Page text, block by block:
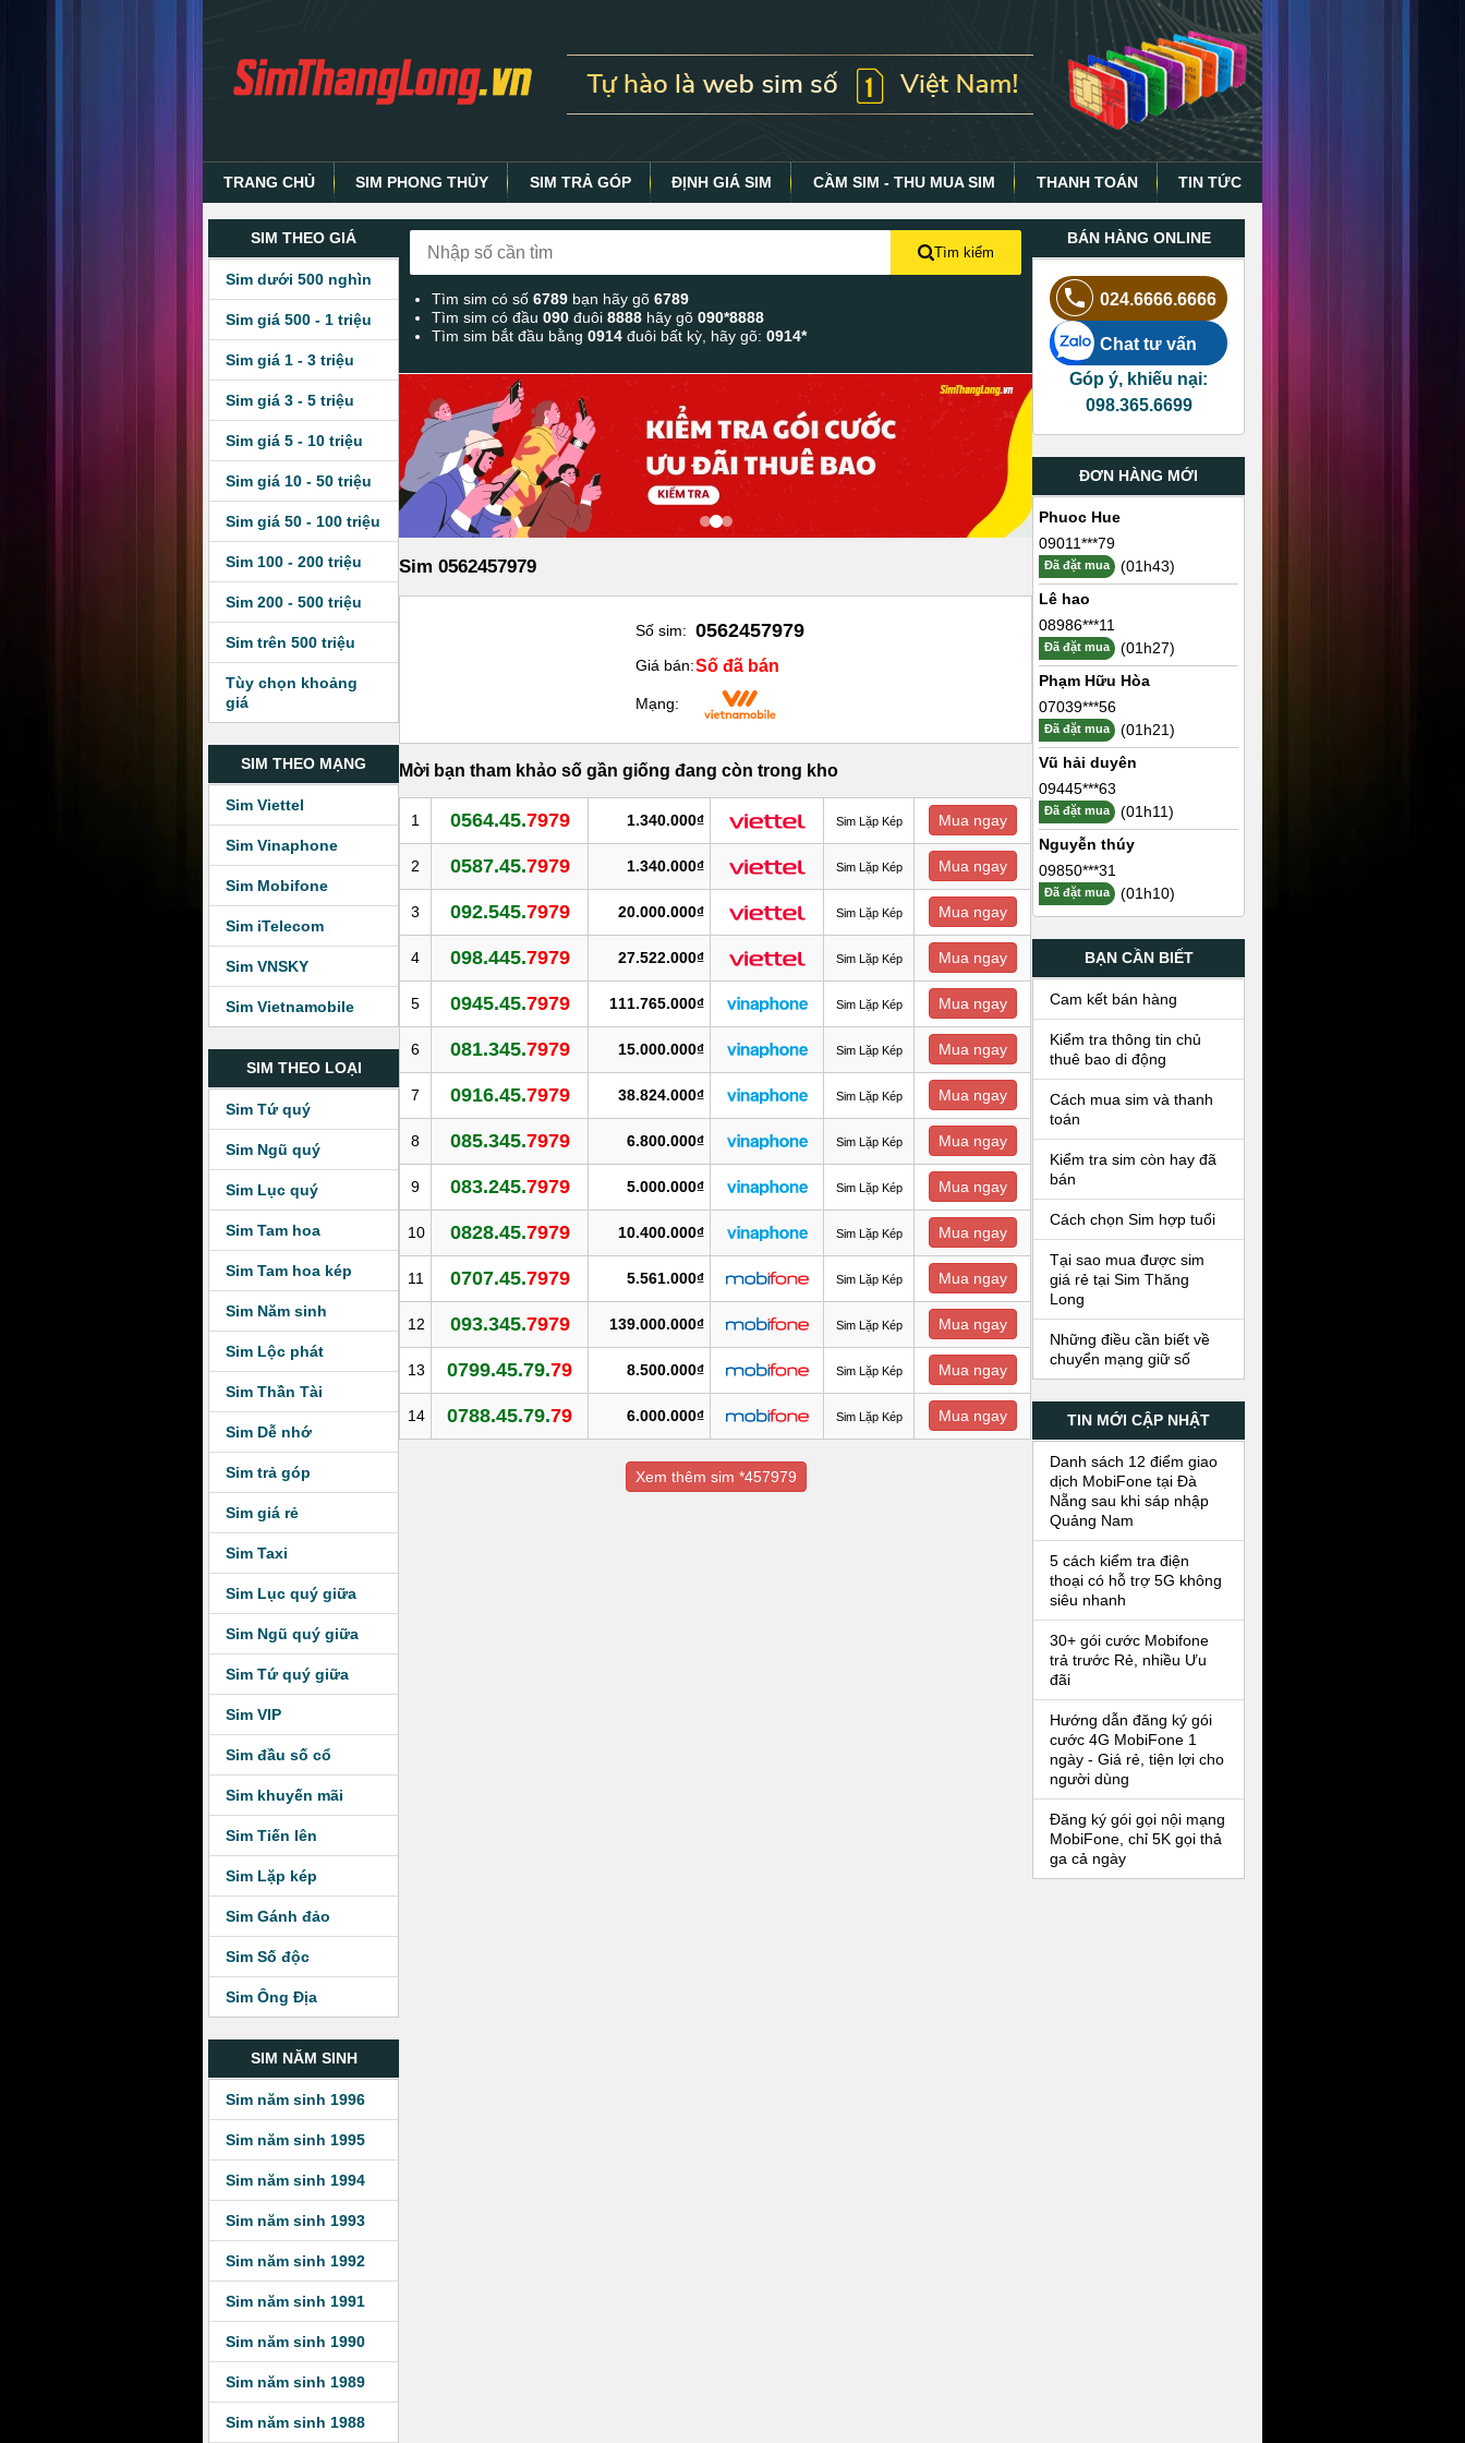
TRANG CHỦ SIM PHONG THỦY SIM TRẢ GÓP ĐỊNH GIÁ SIM CẦM SIM - THU MUA SIM THANH TOÁN TIN TỨC
SIM THEO GIÁ
Sim dưới 500 nghìn
Sim giá 500 - 1 triệu
Sim giá 1 - 3 triệu
Sim giá 3 - 5 triệu
Sim giá 5 - 10 triệu
Sim giá 10 - 50 triệu
Sim giá 50 - 100 triệu
Sim 100 - 200 triệu
Sim 200 - 500 triệu
Sim trên 500 triệu
Tùy chọn khoảng
giá
SIM THEO MẠNG
Sim Viettel
Sim Vinaphone
Sim Mobifone
Sim iTelecom
Sim VNSKY
Sim Vietnamobile
SIM THEO LOẠI
Sim Tứ quý
Sim Ngũ quý
Sim Lục quý
Sim Tam hoa
Sim Tam hoa kép
Sim Năm sinh
Sim Lộc phát
Sim Thần Tài
Sim Dễ nhớ
Sim trả góp
Sim giá rẻ
Sim Taxi
Sim Lục quý giữa
Sim Ngũ quý giữa
Sim Tứ quý giữa
Sim VIP
Sim đầu số cổ
Sim khuyến mãi
Sim Tiến lên
Sim Lặp kép
Sim Gánh đảo
Sim Số độc
Sim Ông Địa
SIM NĂM SINH
Sim năm sinh 1996
Sim năm sinh 1995
Sim năm sinh 1994
Sim năm sinh 1993
Sim năm sinh 1992
Sim năm sinh 1991
Sim năm sinh 1990
Sim năm sinh 1989
Sim năm sinh 1988
Tìm kiếm
Tìm sim có số6789 bạn hãy gõ6789
Tìm sim có đầu090đuôi8888 hãy gõ090*8888
Tìm sim bắt đầu bằng0914 đuôi bất kỳ, hãy gõ:0914*
Sim 0562457979
Số sim: 0562457979
Giá bán:Số đã bán
Mạng:
Mời bạn tham khảo số gần giống đang còn trong kho
1 0564.45.7979 1.340.000₫ Sim Lặp Kép Mua ngay
2 0587.45.7979 1.340.000₫ Sim Lặp Kép Mua ngay
3 092.545.7979 20.000.000₫ Sim Lặp Kép Mua ngay
4 098.445.7979 27.522.000₫ Sim Lặp Kép Mua ngay
5 0945.45.7979 111.765.000₫ Sim Lặp Kép Mua ngay
6 081.345.7979 15.000.000₫ Sim Lặp Kép Mua ngay
7 0916.45.7979 38.824.000₫ Sim Lặp Kép Mua ngay
8 085.345.7979 6.800.000₫ Sim Lặp Kép Mua ngay
9 083.245.7979 5.000.000₫ Sim Lặp Kép Mua ngay
10 0828.45.7979 10.400.000₫ Sim Lặp Kép Mua ngay
11 0707.45.7979 5.561.000₫ Sim Lặp Kép Mua ngay
12 093.345.7979 139.000.000₫ Sim Lặp Kép Mua ngay
13 0799.45.79.79 8.500.000₫ Sim Lặp Kép Mua ngay
14 0788.45.79.79 6.000.000₫ Sim Lặp Kép Mua ngay
Xem thêm sim *457979
BÁN HÀNG ONLINE
024.6666.6666
Chat tư vấn
Góp ý, khiếu nại:
098.365.6699
ĐƠN HÀNG MỚI
Phuoc Hue
09011***79
Đã đặt mua
(01h43)
Lê hao
08986***11
Đã đặt mua
(01h27)
Phạm Hữu Hòa
07039***56
Đã đặt mua
(01h21)
Vũ hải duyên
09445***63
Đã đặt mua
(01h11)
Nguyễn thúy
09850***31
Đã đặt mua (01h10)
BẠN CẦN BIẾT
Cam kết bán hàng
Kiểm tra thông tin chủ
thuê bao di động
Cách mua sim và thanh
toán
Kiểm tra sim còn hay đã
bán
Cách chọn Sim hợp tuổi
Tại sao mua được sim
giá rẻ tại Sim Thăng
Long
Những điều cần biết về
chuyển mạng giữ số
TIN MỚI CẬP NHẬT
Danh sách 12 điểm giao
dịch MobiFone tại Đà
Nẵng sau khi sáp nhập
Quảng Nam
5 cách kiểm tra điện
thoại có hỗ trợ 5G không
siêu nhanh
30+ gói cước Mobifone
trả trước Rẻ, nhiều Ưu
đãi
Hướng dẫn đăng ký gói
cước 4G MobiFone 1
ngày - Giá rẻ, tiện lợi cho
người dùng
Đăng ký gói gọi nội mạng
MobiFone, chỉ 5K gọi thả
ga cả ngày